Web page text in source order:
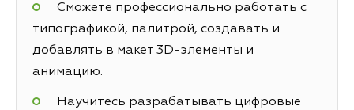
Сможете профессионально работать с
типографикой, палитрой, создавать и
добавлять в макет 3D-элементы и
анимацию.
Научитесь разрабатывать цифровые